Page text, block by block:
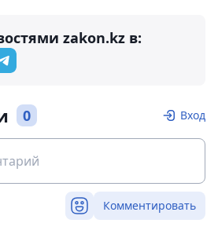
zakon.kz в:
0 Вход
Комментировать